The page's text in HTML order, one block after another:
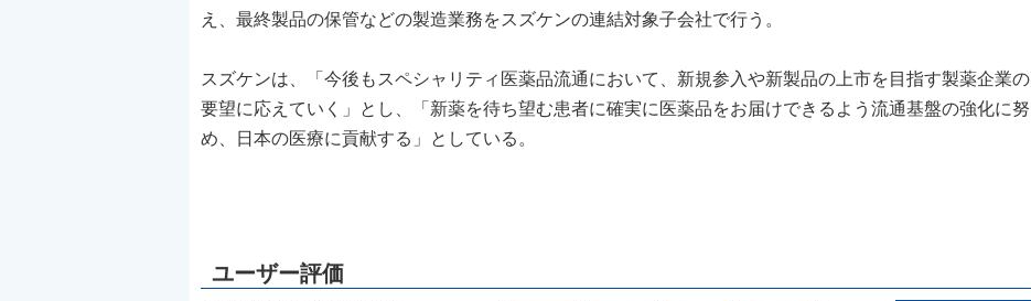
え、最終製品の保管などの製造業務をスズケンの連結対象子会社で行う。
スズケンは、「今後もスペシャリティ医薬品流通において、新規参入や新製品の上市を目指す製薬企業の
要望に応えていく」とし、「新薬を待ち望む患者に確実に医薬品をお届けできるよう流通基盤の強化に努
め、日本の医療に貢献する」としている。